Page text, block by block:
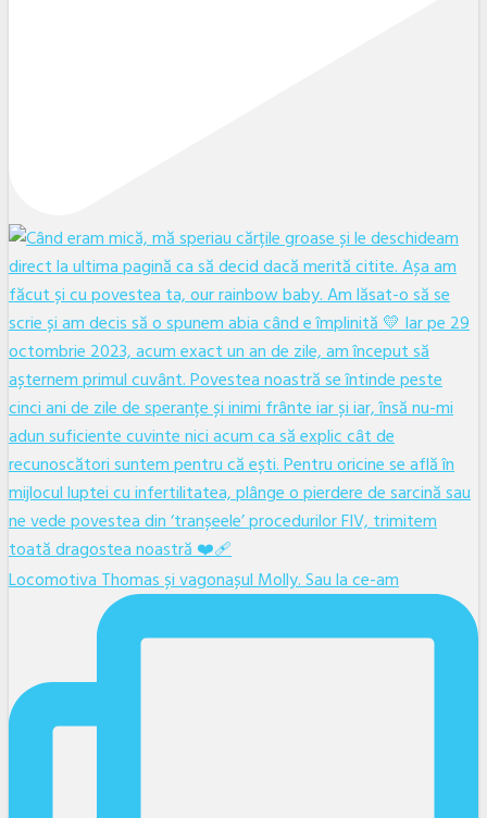
Locomotiva Thomas și vagonașul Molly. Sau la ce-am